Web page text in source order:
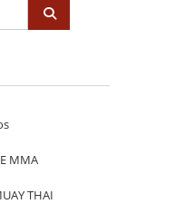
MMA
THAI